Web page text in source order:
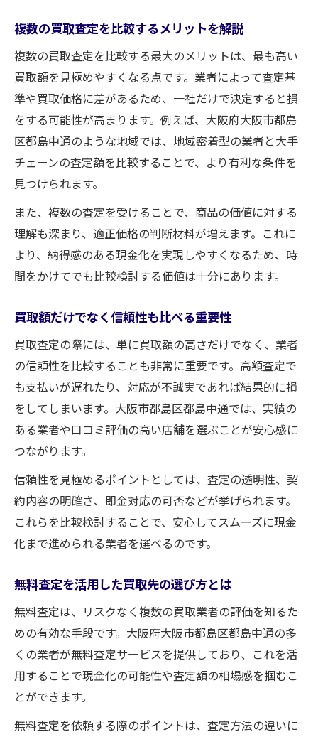
複数の買取査定を比較するメリットを解説
複数の買取査定を比較する最大のメリットは、最も高い
買取額を見極めやすくなる点です。業者によって査定基
準や買取価格に差があるため、一社だけで決定すると損
をする可能性が高まります。例えば、大阪府大阪市都島
区都島中通のような地域では、地域密着型の業者と大手
チェーンの査定額を比較することで、より有利な条件を
見つけられます。
また、複数の査定を受けることで、商品の価値に対する
理解も深まり、適正価格の判断材料が増えます。これに
より、納得感のある現金化を実現しやすくなるため、時
間をかけてでも比較検討する価値は十分にあります。
買取額だけでなく信頼性も比べる重要性
買取査定の際には、単に買取額の高さだけでなく、業者
の信頼性を比較することも非常に重要です。高額査定で
も支払いが遅れたり、対応が不誠実であれば結果的に損
をしてしまいます。大阪市都島区都島中通では、実績の
ある業者や口コミ評価の高い店舗を選ぶことが安心感に
つながります。
信頼性を見極めるポイントとしては、査定の透明性、契
約内容の明確さ、即金対応の可否などが挙げられます。
これらを比較検討することで、安心してスムーズに現金
化まで進められる業者を選べるのです。
無料査定を活用した買取先の選び方とは
無料査定は、リスクなく複数の買取業者の評価を知るた
めの有効な手段です。大阪府大阪市都島区都島中通の多
くの業者が無料査定サービスを提供しており、これを活
用することで現金化の可能性や査定額の相場感を掴むこ
とができます。
無料査定を依頼する際のポイントは、査定方法の違いに